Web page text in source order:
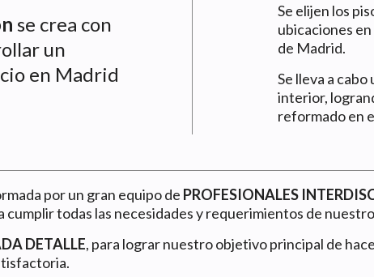
se crea con
un
en Madrid
Se elijen los
ubicaciones
de Madrid.
Se lleva a
interior,
reformado en
por un gran equipo de PROFESIONALES
cumplir todas las necesidades y requerimientos de
DETALLE, para lograr nuestro objetivo principal de